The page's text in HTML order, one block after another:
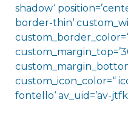
shadow‘
border-thin‘
custom_icon_color=“
fontello‘ av_uid=’av-